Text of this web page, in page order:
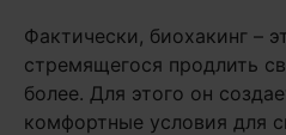
Фактически, биохакинг –
стремящегося продлить
более. Для этого он
комфортные условия для